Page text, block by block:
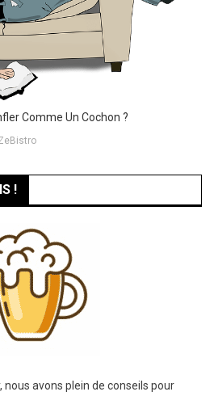
Comme Un Cochon ?
!
avons plein de conseils pour